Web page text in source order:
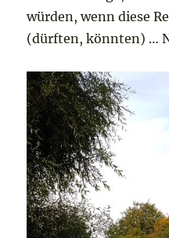
würden, wenn diese
(dürften, könnten) …